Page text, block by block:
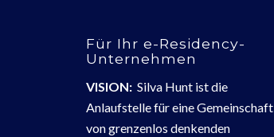
Für Ihr e-Residency-
Unternehmen
VISION:Silva Hunt ist die
Anlaufstelle für eine Gemeinschaft
von grenzenlos denkenden